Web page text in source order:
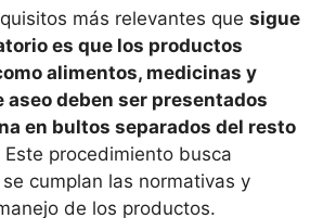
más relevantes que sigue
es que los productos
alimentos, medicinas y
aseo deben ser presentados
en bultos separados del resto
Este procedimiento busca
cumplan las normativas y
de los productos.